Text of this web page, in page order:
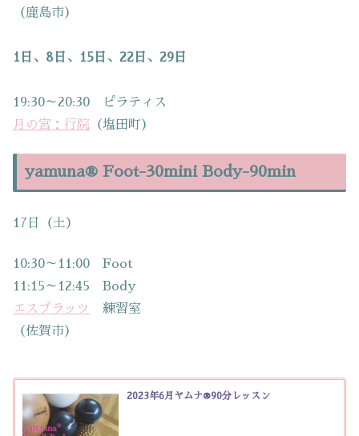
（鹿島市）
1日、8日、15日、22日、29日
19:30～20:30 ピラティス
月の宮：行院 （塩田町）
yamuna® Foot-30mini Body-90min
17日（土）
10:30～11:00 Foot
11:15～12:45 Body
エスプラッツ
練習室
（佐賀市）
2023年6月ヤムナ®90分レッスン